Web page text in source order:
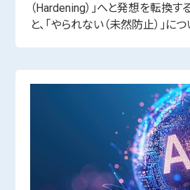
（Hardening）」へと発想を転換
と、「やられない（未然防止）」に